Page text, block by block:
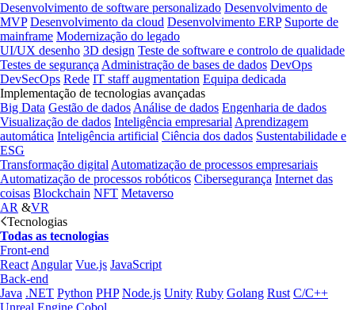
Desenvolvimento de software personalizado Desenvolvimento de
MVP Desenvolvimento da cloud Desenvolvimento ERP Suporte de
mainframe Modernização do legado
UI/UX desenho 3D design Teste de software e controlo de qualidade
Testes de segurança Administração de bases de dados DevOps
DevSecOps Rede IT staff augmentation Equipa dedicada
Implementação de tecnologias avançadas
Big Data Gestão de dados Análise de dados Engenharia de dados
Visualização de dados Inteligência empresarial Aprendizagem
automática Inteligência artificial Ciência dos dados Sustentabilidade e
ESG
Transformação digital Automatização de processos empresariais
Automatização de processos robóticos Cibersegurança Internet das
coisas Blockchain NFT Metaverso
AR &VR
Tecnologias
Todas as tecnologias
Front-end
React Angular Vue.js JavaScript
Back-end
Java .NET Python PHP Node.js Unity Ruby Golang Rust C/C++
Unreal Engine Cobol